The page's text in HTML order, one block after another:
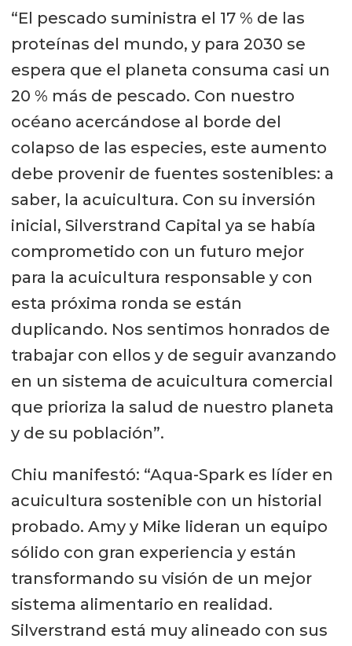
“El pescado suministra el 17 % de las
proteínas del mundo, y para 2030 se
espera que el planeta consuma casi un
20 % más de pescado. Con nuestro
océano acercándose al borde del
colapso de las especies, este aumento
debe provenir de fuentes sostenibles: a
saber, la acuicultura. Con su inversión
inicial, Silverstrand Capital ya se había
comprometido con un futuro mejor
para la acuicultura responsable y con
esta próxima ronda se están
duplicando. Nos sentimos honrados de
trabajar con ellos y de seguir avanzando
en un sistema de acuicultura comercial
que prioriza la salud de nuestro planeta
y de su población”.
Chiu manifestó: “Aqua-Spark es líder en
acuicultura sostenible con un historial
probado. Amy y Mike lideran un equipo
sólido con gran experiencia y están
transformando su visión de un mejor
sistema alimentario en realidad.
Silverstrand está muy alineado con sus